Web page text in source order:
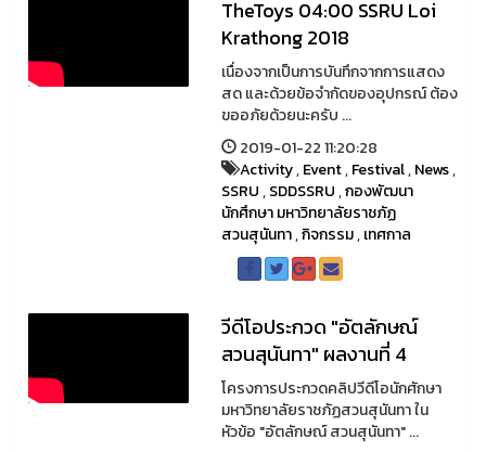
TheToys 04:00 SSRU Loi
Krathong 2018
เนื่องจากเป็นการบันทึกจากการแสดง
สด และด้วยข้อจำกัดของอุปกรณ์ ต้อง
ขออภัยด้วยนะครับ ...
2019-01-22 11:20:28
Activity,Event,Festival,News,
SSRU,SDDSSRU,กองพัฒนา
นักศึกษา มหาวิทยาลัยราชภัฏ
สวนสุนันทา,กิจกรรม,เทศกาล
วีดีโอประกวด "อัตลักษณ์
สวนสุนันทา" ผลงานที่ 4
โครงการประกวดคลิปวีดีโอนักศักษา
มหาวิทยาลัยราชภัฏสวนสุนันทา ใน
หัวข้อ "อัตลักษณ์ สวนสุนันทา" ...